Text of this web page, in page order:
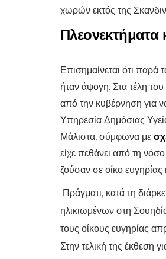
χωρών εκτός της
Πλεονεκτήματα
Επισημαίνεται ότι
ήταν άψογη. Στα τέλη
από την κυβέρνηση για
Υπηρεσία Δημόσιας
Μάλιστα, σύμφωνα με
είχε πεθάνει από τη
ζούσαν σε οίκο ευγηρίας
Πράγματι, κατά τη
ηλικιωμένων στη
τους οίκους ευγηρίας
Στην τελική της έκθεση